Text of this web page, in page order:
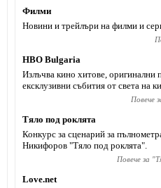
Филми
Новини и трейлъри на филми и
HBO Bulgaria
Излъчва кино хитове, оригинални
ексклузивни събития от света на
Повече
Тяло под роклята
Конкурс за сценарий за
Никифоров "Тяло под роклята".
Повече за "
Love.net